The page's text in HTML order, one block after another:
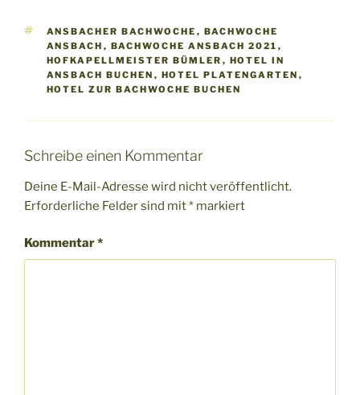
SCHLAGWÖRTER
ANSBACHER BACHWOCHE , BACHWOCHE
ANSBACH , BACHWOCHE ANSBACH 2021 ,
HOFKAPELLMEISTER BÜMLER , HOTEL IN
ANSBACH BUCHEN , HOTEL PLATENGARTEN ,
HOTEL ZUR BACHWOCHE BUCHEN
Schreibe einen Kommentar
Deine E-Mail-Adresse wird nicht veröffentlicht.
Erforderliche Felder sind mit* markiert
Kommentar*